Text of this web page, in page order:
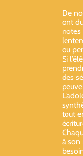
De
ont
notes
ou
Si
des
tout
à son